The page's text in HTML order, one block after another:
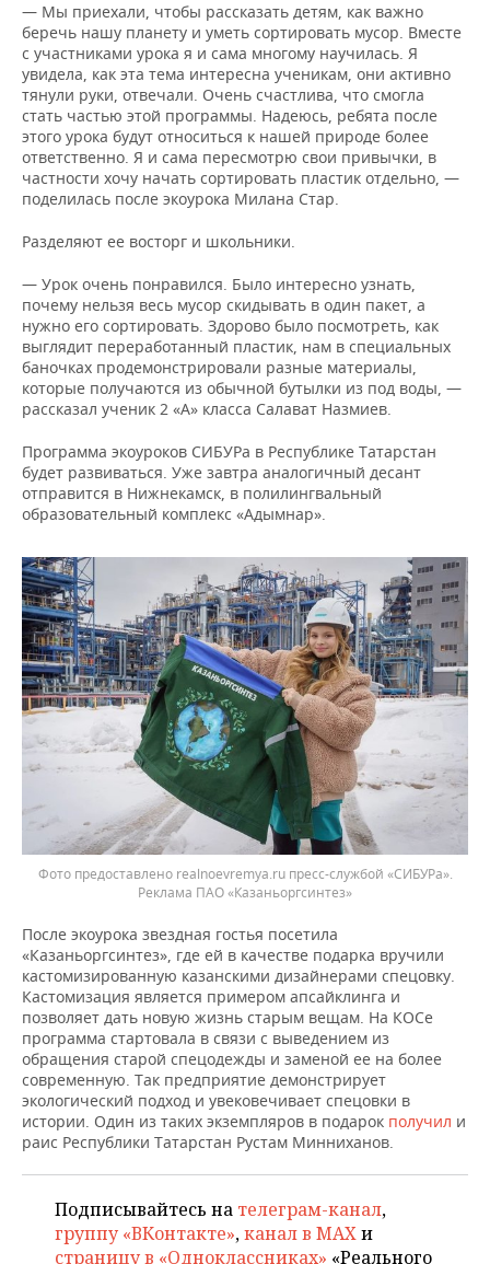
— Мы приехали, чтобы рассказать детям, как важно
беречь нашу планету и уметь сортировать мусор. Вместе
с участниками урока я и сама многому научилась. Я
увидела, как эта тема интересна ученикам, они активно
тянули руки, отвечали. Очень счастлива, что смогла
стать частью этой программы. Надеюсь, ребята после
этого урока будут относиться к нашей природе более
ответственно. Я и сама пересмотрю свои привычки, в
частности хочу начать сортировать пластик отдельно, —
поделилась после экоурока Милана Стар.
Разделяют ее восторг и школьники.
— Урок очень понравился. Было интересно узнать,
почему нельзя весь мусор скидывать в один пакет, а
нужно его сортировать. Здорово было посмотреть, как
выглядит переработанный пластик, нам в специальных
баночках продемонстрировали разные материалы,
которые получаются из обычной бутылки из под воды, —
рассказал ученик 2 «А» класса Салават Назмиев.
Программа экоуроков СИБУРа в Республике Татарстан
будет развиваться. Уже завтра аналогичный десант
отправится в Нижнекамск, в полилингвальный
образовательный комплекс «Адымнар».
Фото предоставлено realnoevremya.ru пресс-службой «СИБУРа».
Реклама ПАО «Казаньоргсинтез»
После экоурока звездная гостья посетила
«Казаньоргсинтез», где ей в качестве подарка вручили
кастомизированную казанскими дизайнерами спецовку.
Кастомизация является примером апсайклинга и
позволяет дать новую жизнь старым вещам. На КОСе
программа стартовала в связи с выведением из
обращения старой спецодежды и заменой ее на более
современную. Так предприятие демонстрирует
экологический подход и увековечивает спецовки в
истории. Один из таких экземпляров в подарок получил и
раис Республики Татарстан Рустам Минниханов.
Подписывайтесь на телеграм-канал,
группу «ВКонтакте»,канал в MAXи
страницу в «Одноклассниках» «Реального